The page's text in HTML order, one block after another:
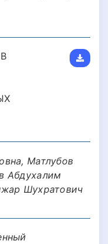
Матлубов
Абдухалим
Шухратович